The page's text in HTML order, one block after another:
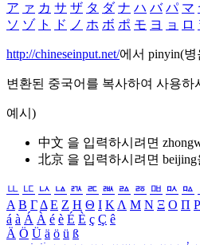
ア ァ カ サ ザ タ ダ ナ ハ バ パ マ
ソ ゾ ト ド ノ ホ ボ ポ モ ヨ ョ ロ
http://chineseinput.net/에서 pinyin(
변환된 중국어를 복사하여 사용하
예시)
中文 을 입력하시려면
北京 을 입력하시려면 beijing
ㅥ ㅦ ㅧ ㅨ ㅩ ㅪ ㅫ ㅬ ㅭ ㅮ ㅯ ㅰ
Α Β ΓΔ Ε Ζ Η Θ Ι ΚΛ Μ Ν Ξ Ο Π Ρ
á à Á À é è É È ç Ç ê
Ä Ö Ü ä ö ü ß